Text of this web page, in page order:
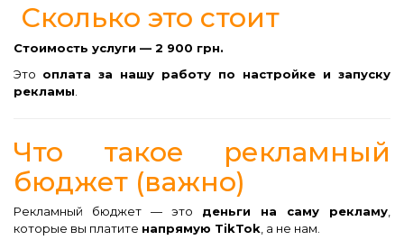
Сколько это стоит
Стоимость услуги — 2 900 грн.
Это оплата за нашу работу по настройке и запуску
рекламы
Что такое рекламный
бюджет (важно)
Рекламный бюджет — это деньги на саму рекламу,
которые вы платите напрямую TikTok, а не нам.